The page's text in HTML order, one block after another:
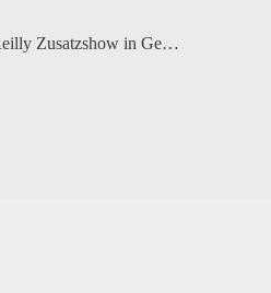
1×2 Tickets für die O’Reilly Zusatzshow in Gevelsberg zu gewinnen